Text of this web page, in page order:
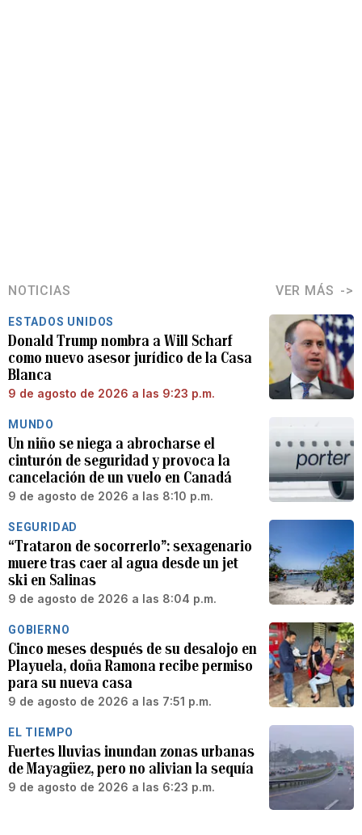
NOTICIAS VER MÁS
ESTADOS UNIDOS
Donald Trump nombra a Will Scharf
como nuevo asesor jurídico de la Casa
Blanca
9 de agosto de 2026 a las 9:23 p.m.
MUNDO
Un niño se niega a abrocharse el
cinturón de seguridad y provoca la
cancelación de un vuelo en Canadá
9 de agosto de 2026 a las 8:10 p.m.
SEGURIDAD
“Trataron de socorrerlo”: sexagenario
muere tras caer al agua desde un jet
ski en Salinas
9 de agosto de 2026 a las 8:04 p.m.
GOBIERNO
Cinco meses después de su desalojo en
Playuela, doña Ramona recibe permiso
para su nueva casa
9 de agosto de 2026 a las 7:51 p.m.
EL TIEMPO
Fuertes lluvias inundan zonas urbanas
de Mayagüez, pero no alivian la sequía
9 de agosto de 2026 a las 6:23 p.m.